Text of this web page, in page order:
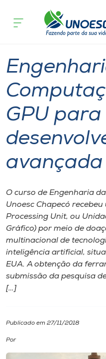
Cursos
Pesquisa
Atendimento ao
Portal de Ensino
Internacionalização
I.nova
Diplomados
acontece
GPU para
avançada
O curso de Engenharia
Unoesc Chapecó
Processing Unit, ou
Gráfico) por meio de
multinacional de
inteligência artificial,
EUA. A obtenção da
submissão da pesquisa
[…]
Publicado em 27/11/2018
Por